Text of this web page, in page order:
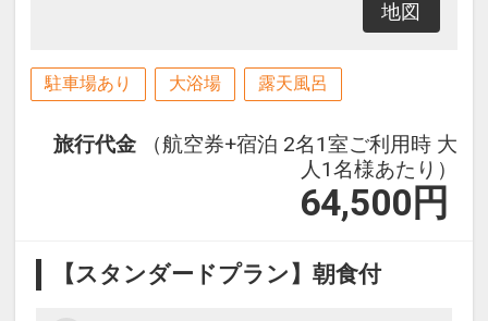
地図
駐車場あり 大浴場 露天風呂
旅行代金
（航空券+宿泊 2名1室ご利用時 大
人1名様あたり）
64,500 円
【スタンダードプラン】朝食付